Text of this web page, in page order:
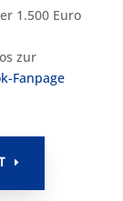
1.500 Euro
zur
Fanpage